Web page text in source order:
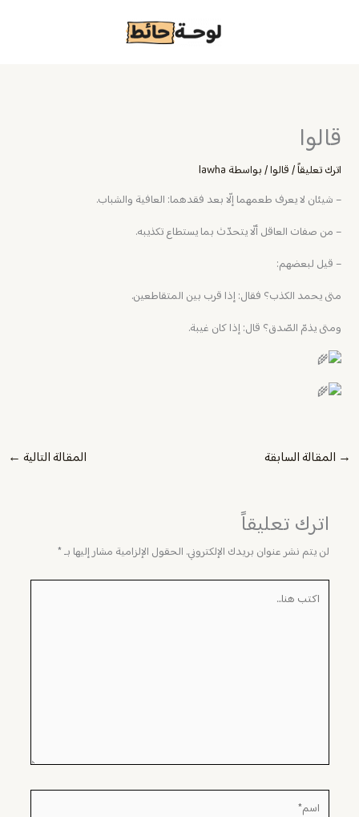
قالوا
اترك تعليقاً/قالوا/ بواسطة lawha
– ‏شيئان لا يعرف طعمهما إلّا بعد فقدهما: العافية والشباب.
– ‏من صفات العاقل ألّا يتحدّث بما يستطاع تكذيبه.
– قيل لبعضهم:
متى يحمد الكذب؟ فقال: إذا قرب بين المتقاطعين.
ومتى يذمّ الصّدق؟ قال: إذا كان غيبة.
→ المقالة السابقة المقالة التالية ←
اترك تعليقاً
لن يتم نشر عنوان بريدك الإلكتروني. الحقول الإلزامية مشار إليها بـ*
اسم*